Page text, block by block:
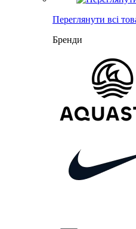
Переглянути всі
Бренди